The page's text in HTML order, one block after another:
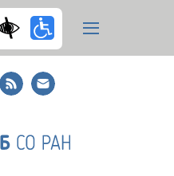
RSS
E-
mail
подписка